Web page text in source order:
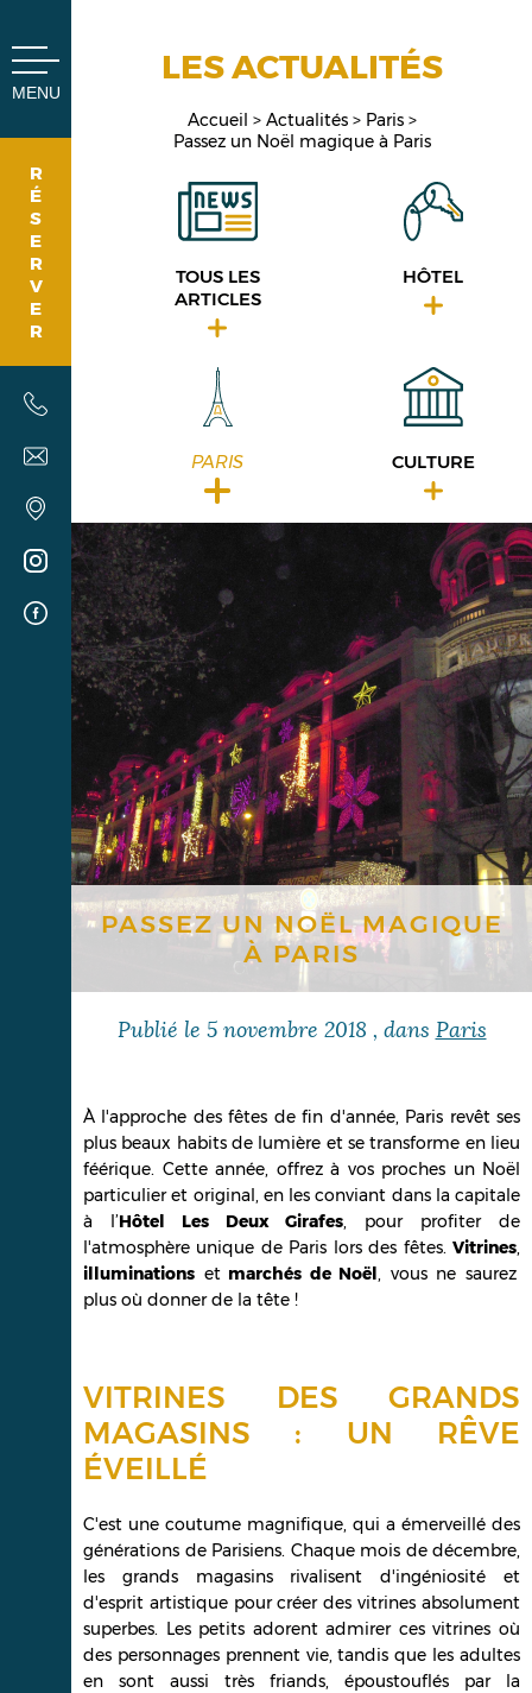
MENU
R
É
S
E
R
V
E
R
LES ACTUALITÉS
Accueil Actualités
Paris
Passez un Noël magique à Paris
TOUS LES
ARTICLES
HÔTEL
PARIS CULTURE
PASSEZ UN NOËL MAGIQUE
À PARIS
Publié le 5 novembre 2018 , dans Paris
À l'approche des fêtes de fin d'année, Paris revêt ses
plus beaux habits de lumière et se transforme en lieu
féérique. Cette année, offrez à vos proches un Noël
particulier et original, en les conviant dans la capitale
à l’Hôtel Les Deux Girafes , pour profiter de
l'atmosphère unique de Paris lors des fêtes. Vitrines
illuminations etmarchés de Noël , vous ne saurez
plus où donner de la tête !
VITRINES DES GRANDS
MAGASINS : UN RÊVE
ÉVEILLÉ
C'est une coutume magnifique, qui a émerveillé des
générations de Parisiens. Chaque mois de décembre,
les grands magasins rivalisent d'ingéniosité et
d'esprit artistique pour créer des vitrines absolument
superbes. Les petits adorent admirer ces vitrines où
des personnages prennent vie, tandis que les adultes
en sont aussi très friands, époustouflés par la